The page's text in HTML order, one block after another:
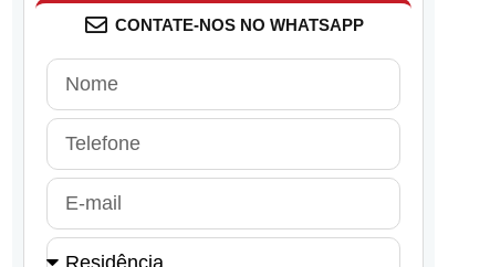
CONTATE-NOS NO WHATSAPP